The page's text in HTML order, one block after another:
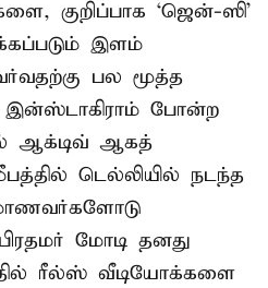
குறிப்பாக ‘ஜென்-ஸி’
இளம்
பல மூத்த
போன்ற
ஆக்டிவ் ஆகத்
டெல்லியில் நடந்த
மோடி தனது
ரீல்ஸ் வீடியோக்களை